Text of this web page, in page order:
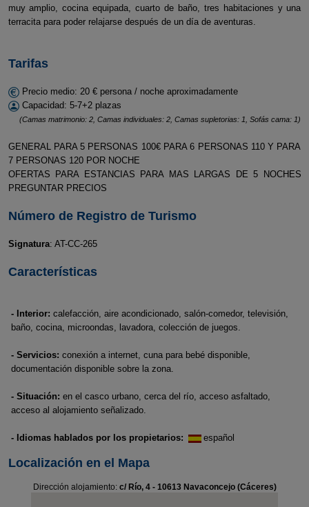
muy amplio, cocina equipada, cuarto de baño, tres habitaciones y una
terracita para poder relajarse después de un día de aventuras.
Tarifas
Precio medio: 20 € persona / noche aproximadamente
Capacidad: 5-7+2 plazas
(Camas matrimonio: 2, Camas individuales: 2, Camas supletorias: 1, Sofás cama: 1)
GENERAL PARA 5 PERSONAS 100€ PARA 6 PERSONAS 110 Y PARA
7 PERSONAS 120 POR NOCHE
OFERTAS PARA ESTANCIAS PARA MAS LARGAS DE 5 NOCHES
PREGUNTAR PRECIOS
Número de Registro de Turismo
Signatura: AT-CC-265
Características
- Interior: calefacción, aire acondicionado, salón-comedor, televisión,
baño, cocina, microondas, lavadora, colección de juegos.
- Servicios: conexión a internet, cuna para bebé disponible,
documentación disponible sobre la zona.
- Situación: en el casco urbano, cerca del río, acceso asfaltado,
acceso al alojamiento señalizado.
- Idiomas hablados por los propietarios: español
Localización en el Mapa
Dirección alojamiento: c/ Río, 4 - 10613 Navaconcejo (Cáceres)